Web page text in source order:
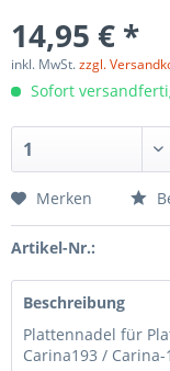
14,95 € *
inkl. MwSt.zzgl.
Sofort
Merken
Artikel-Nr.:
Beschreibung
Plattennadel für
Carina193 /